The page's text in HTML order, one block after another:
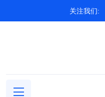
关注我们: